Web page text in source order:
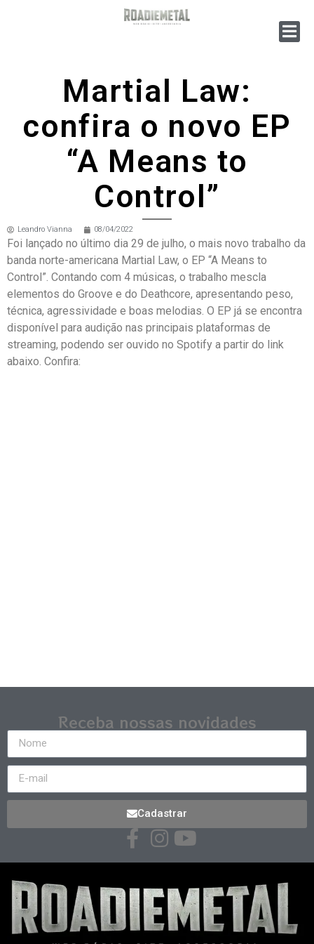
Martial Law:
confira o novo EP
“A Means to
Control”
Leandro Vianna 08/04/2022
Foi lançado no último dia 29 de julho, o mais novo trabalho da
banda norte-americana Martial Law, o EP “A Means to
Control”. Contando com 4 músicas, o trabalho mescla
elementos do Groove e do Deathcore, apresentando peso,
técnica, agressividade e boas melodias. O EP já se encontra
disponível para audição nas principais plataformas de
streaming, podendo ser ouvido no Spotify a partir do link
abaixo. Confira:
Receba nossas novidades
Cadastrar